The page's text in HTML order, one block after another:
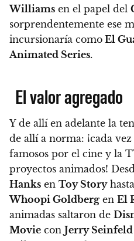
Williams en el papel del
sorprendentemente ese
incursionaría como El
Animated Series.
El valor agregado
Y de allí en adelante la
de allí a norma: ¡cada
famosos por el cine y la
proyectos animados!
Hanks en Toy Storyhasta
Whoopi Goldberg en El
animadas saltaron de
Movie con Jerry Seinfeld